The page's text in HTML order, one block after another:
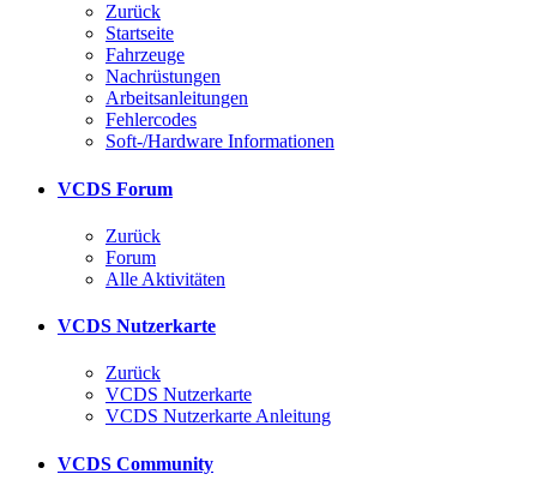
Zurück
Startseite
Fahrzeuge
Nachrüstungen
Arbeitsanleitungen
Fehlercodes
Soft-/Hardware Informationen
VCDS Forum
Zurück
Forum
Alle Aktivitäten
VCDS Nutzerkarte
Zurück
VCDS Nutzerkarte
VCDS Nutzerkarte Anleitung
VCDS Community